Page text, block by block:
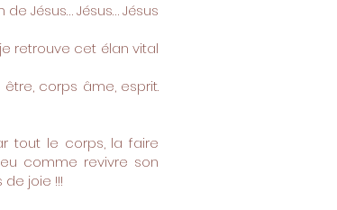
Jésus… Jésus… Jésus
retrouve cet élan vital
corps âme, esprit.
tout le corps, la faire
comme revivre son
joie !!!